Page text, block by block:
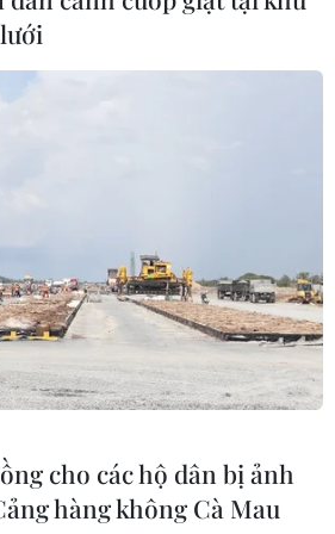
DUẨN
Hỗ trợ
TTXVN
Quảng cáo
do Bộ Thông tin và Truyền thông
cho các hộ dân bị ảnh
hàng không Cà Mau